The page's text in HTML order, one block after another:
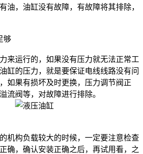
油，油缸没有故障，有故障将其排除，
够
运行的，如果没有压力就无法正常工
缸的压力，就是要保证电线线路没有问
如果有损坏及时更换，压力调节阀正
流阀等，对故障进行排除。
构负载较大的时候，一定要注意检查
确，确认安装正确之后，再试用看，之